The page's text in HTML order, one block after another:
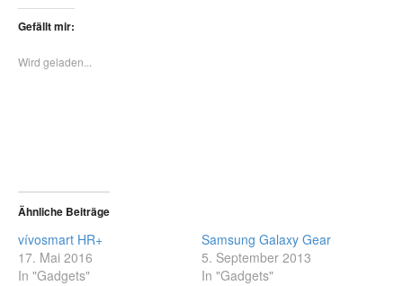
Gefällt mir:
Wird geladen...
Ähnliche Beiträge
vívosmart HR+
17. Mai 2016
In "Gadgets"
Samsung Galaxy Gear
5. September 2013
In "Gadgets"